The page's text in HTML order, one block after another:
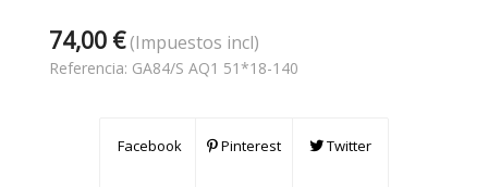
74,00 €(Impuestos incl)
Referencia: GA84/S AQ1 51*18-140
Facebook Pinterest Twitter